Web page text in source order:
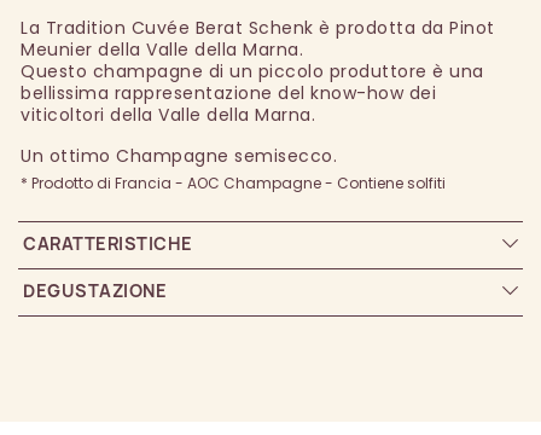
La Tradition Cuvée Berat Schenk è prodotta da Pinot
Meunier della Valle della Marna.
Questo champagne di un piccolo produttore è una
bellissima rappresentazione del know-how dei
viticoltori della Valle della Marna.
Un ottimo Champagne semisecco.
* Prodotto di Francia - AOC Champagne - Contiene solfiti
CARATTERISTICHE
DEGUSTAZIONE